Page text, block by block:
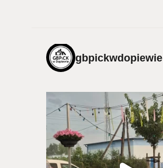
gbpickwdopiewie